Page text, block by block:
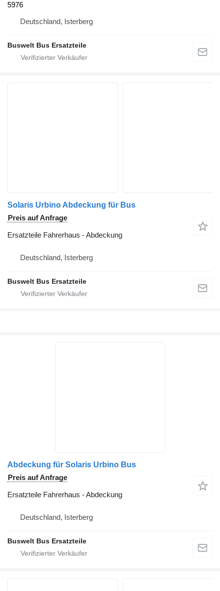
5976
Deutschland, Isterberg
Buswelt Bus Ersatzteile
Solaris Urbino Abdeckung für Bus
Preis auf Anfrage
Ersatzteile Fahrerhaus - Abdeckung
Deutschland, Isterberg
Buswelt Bus Ersatzteile
Abdeckung für Solaris Urbino Bus
Preis auf Anfrage
Ersatzteile Fahrerhaus - Abdeckung
Deutschland, Isterberg
Buswelt Bus Ersatzteile